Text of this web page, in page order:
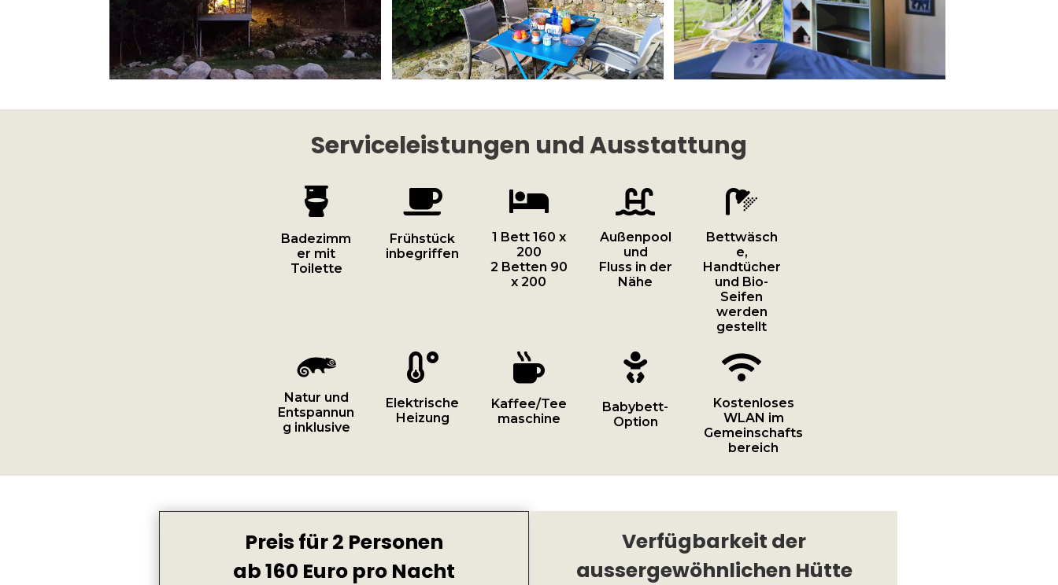
Serviceleistungen und Ausstattung

Badezimm
er mit
Toilette

Frühstück
inbegriffen

1 Bett 160 x
200
2 Betten 90
x 200

Außenpool
und
Fluss in der
Nähe

Bettwäsch
e,
Handtücher
und Bio-
Seifen
werden
gestellt

Natur und
Entspannun
g inklusive

Elektrische
Heizung

Kaffee/Tee
maschine

Babybett-
Option

Kostenloses
WLAN im
Gemeinschafts
bereich
Preis für 2 Personen
ab 160 Euro pro Nacht
Verfügbarkeit der
aussergewöhnlichen Hütte